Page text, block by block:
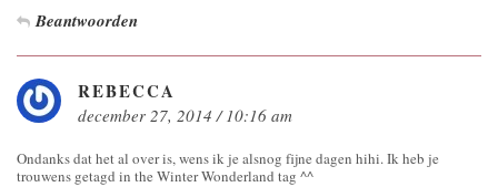
Beantwoorden
REBECCA
december 27, 2014 / 10:16 am
Ondanks dat het al over is, wens ik je alsnog fijne dagen hihi. Ik heb je
trouwens getagd in the Winter Wonderland tag ^^